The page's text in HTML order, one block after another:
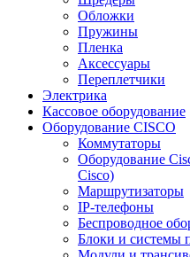
Обложки
Пружины
Пленка
Аксессуары
Переплетчики
Электрика
Кассовое оборудование
Оборудование CISCO
Коммутаторы
Оборудование
Cisco)
Маршрутизаторы
IP-телефоны
Беспроводное
Блоки и системы